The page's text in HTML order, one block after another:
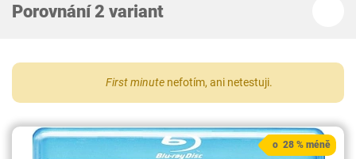
Porovnání 2 variant
First minute nefotím, ani netestuji.
o 28 % méně